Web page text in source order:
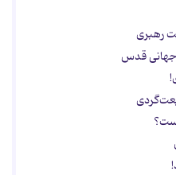
رهبری
جهانی قدس